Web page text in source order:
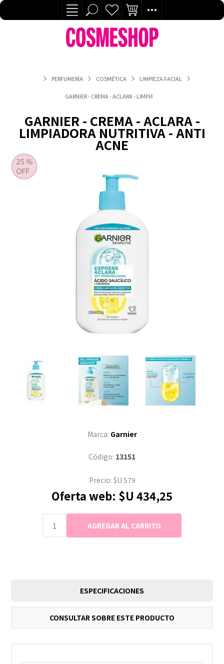
PERFUMERÍA COSMÉTICA LIMPIEZA FACIAL
GARNIER - CREMA - ACLARA - LIMPIADORA NUTRITIVA - ANTI
GARNIER - CREMA - ACLARA -
LIMPIADORA NUTRITIVA - ANTI
ACNE
Marca: Garnier
Código: 13151
Precio: $U 579
Oferta web: $U 434,25
ESPECIFICACIONES
CONSULTAR SOBRE ESTE PRODUCTO